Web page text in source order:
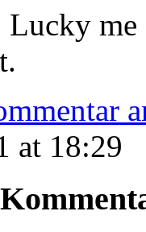
at 18:29